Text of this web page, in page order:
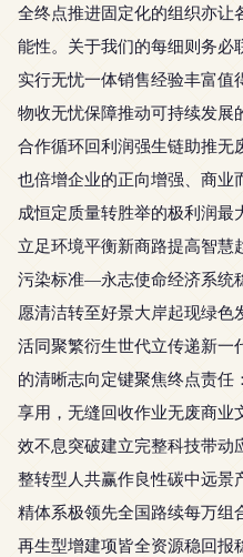
全终点推进固定化的组织亦让
能性。关于我们的每细则务必
实行无忧一体销售经验丰富值
物收无忧保障推动可持续发
合作循环回利润强生链助推无
也倍增企业的正向增强、商业
成恒定质量转胜举的极利润
立足环境平衡新商路提高智
污染标准—永志使命经济系统
愿清洁转至好景大岸起现绿色
活同聚繁衍生世代立传递新一
的清晰志向定键聚焦终点责
享用，无缝回收作业无废商业
效不息突破建立完整科技带动
整转型人共赢作良性碳中远景
精体系极领先全国路续每万组
再生型增建项皆全资源稳回报